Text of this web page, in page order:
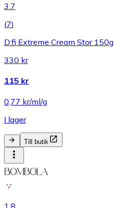
3.7
(7)
D:fi Extreme Cream Stor 150g
330 kr
115 kr
0,77 kr/ml/g
I lager
Till butik
1.8